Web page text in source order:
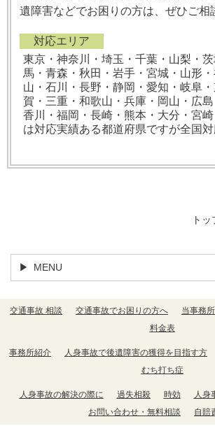
遺障害などでお困りの方は、ぜひご相
対応エリア
東京・神奈川・埼玉・千葉・山梨・
馬・青森・秋田・岩手・宮城・山形
山・石川・長野・静岡・愛知・岐阜
賀・三重・和歌山・兵庫・岡山・広島
香川・福岡・長崎・熊本・大分・宮
は対応実績ある都道府県ですが全国対
ト
MENU
交通事故 相談 交通事故でお困りの方へ 当事務
料金表
事務所紹介 人身事故で後遺障害の獲得を目指す方
むち打ち症
人身事故の解決の際に 過失相殺 時効
人身
お問い合わせ・無料相談
自賠